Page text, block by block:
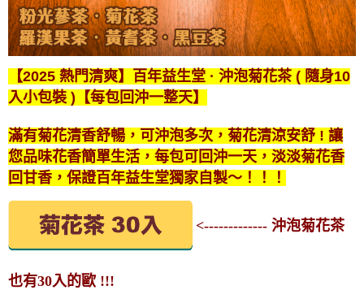
【2025 熱門清爽】百年益生堂 · 沖泡菊花茶 ( 隨身10
入小包裝 )【每包回沖一整天】
滿有菊花清香舒暢，可沖泡多次，菊花清涼安舒 ! 讓
您品味花香簡單生活，每包可回沖一天，淡淡菊花香
回甘香，保證百年益生堂獨家自製～！！！
<------------- 沖泡菊花茶
也有30入的歐 !!!